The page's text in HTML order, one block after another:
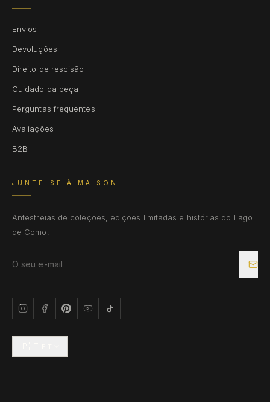
Envios
Devoluções
Direito de rescisão
Cuidado da peça
Perguntas frequentes
Avaliações
B2B
JUNTE-SE À MAISON
Antestreias de coleções, edições limitadas e histórias do Lago
de Como.